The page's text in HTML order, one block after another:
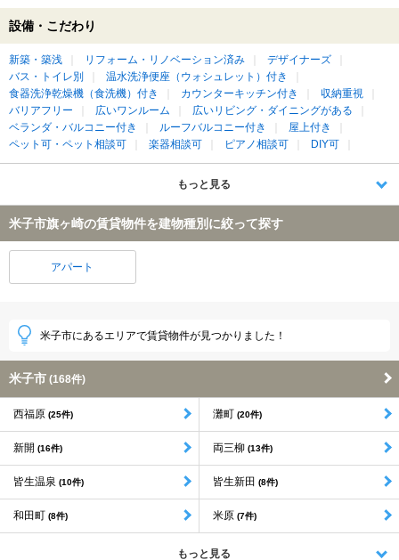
設備・こだわり
新築・築浅 リフォーム・リノベーション済み
デザイナーズ
バス・トイレ別
温水洗浄便座（ウォシュレット）付き
食器洗浄乾燥機（食洗機）付き
カウンターキッチン付き
収納重視
バリアフリー
広いワンルーム
広いリビング・ダイニングがある
ベランダ・バルコニー付き
ルーフバルコニー付き
屋上付き
ペット可・ペット相談可
楽器相談可 ピアノ相談可 DIY可
もっと見る
米子市旗ヶ崎の賃貸物件を建物種別に絞って探す
アパート
米子市にあるエリアで賃貸物件が見つかりました！
米子市 (168件)
西福原 (25件) 灘町 (20件)
新開 (16件) 両三柳 (13件)
皆生温泉 (10件) 皆生新田 (8件)
和田町 (8件) 米原 (7件)
もっと見る